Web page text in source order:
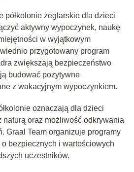
półkolonie żeglarskie dla dzieci
aktywny wypoczynek, naukę
w wyjątkowym
przygotowany program
zwiększają bezpieczeństwo
budować pozytywne
z wakacyjnym wypoczynkiem.
oznaczają dla dzieci
naturą oraz możliwość odkrywania
Graal Team organizuje programy
bezpiecznych i wartościowych
uczestników.